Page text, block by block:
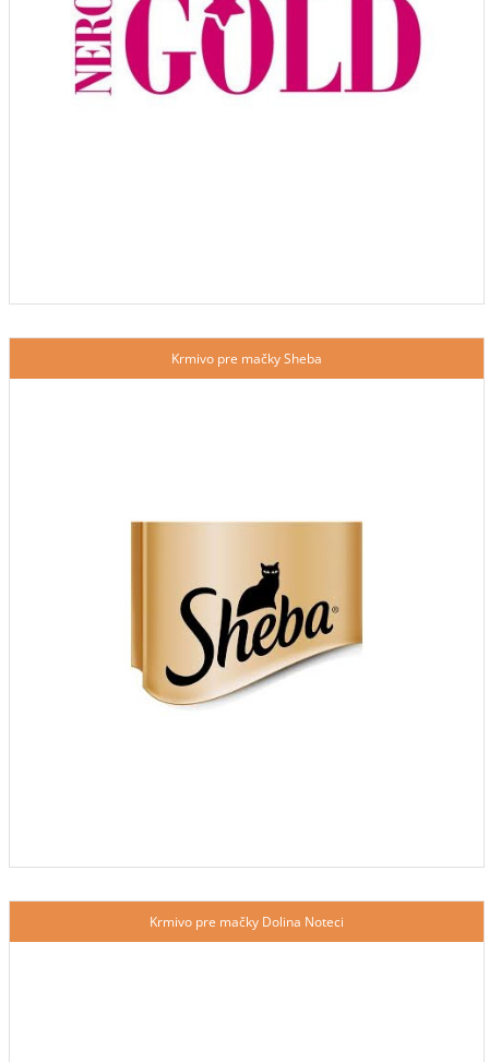
Krmivo pre mačky Sheba
Krmivo pre mačky Dolina Noteci